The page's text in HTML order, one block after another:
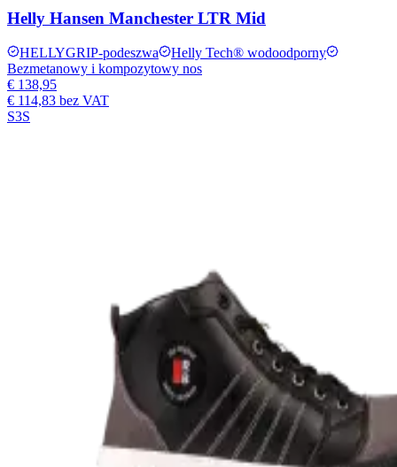
Helly Hansen Manchester LTR Mid
HELLYGRIP-podeszwa
Helly Tech® wodoodporny
Bezmetanowy i kompozytowy nos
€ 138,95
€ 114,83 bez VAT
S3S